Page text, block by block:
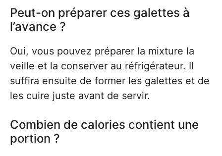
Peut-on préparer ces galettes à
l’avance ?
Oui, vous pouvez préparer la mixture la
veille et la conserver au réfrigérateur. Il
suffira ensuite de former les galettes et de
les cuire juste avant de servir.
Combien de calories contient une
portion ?